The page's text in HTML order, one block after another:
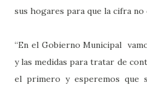
sus hogares para que la cifra no
“En el Gobierno Municipal
y las medidas para tratar de
el primero y esperemos que